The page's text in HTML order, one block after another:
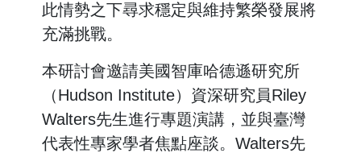
此情勢之下尋求穩定與維持繁榮發展將
充滿挑戰。
本研討會邀請美國智庫哈德遜研究所
（Hudson Institute）資深研究員Riley
Walters先生進行專題演講，並與臺灣
代表性專家學者焦點座談。Walters先